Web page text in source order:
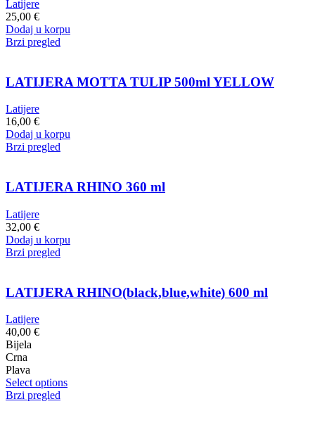
Latijere
25,00 €
Dodaj u korpu
Brzi pregled
LATIJERA MOTTA TULIP 500ml YELLOW
Latijere
16,00 €
Dodaj u korpu
Brzi pregled
LATIJERA RHINO 360 ml
Latijere
32,00 €
Dodaj u korpu
Brzi pregled
LATIJERA RHINO(black,blue,white) 600 ml
Latijere
40,00 €
Bijela
Crna
Plava
Select options
Brzi pregled